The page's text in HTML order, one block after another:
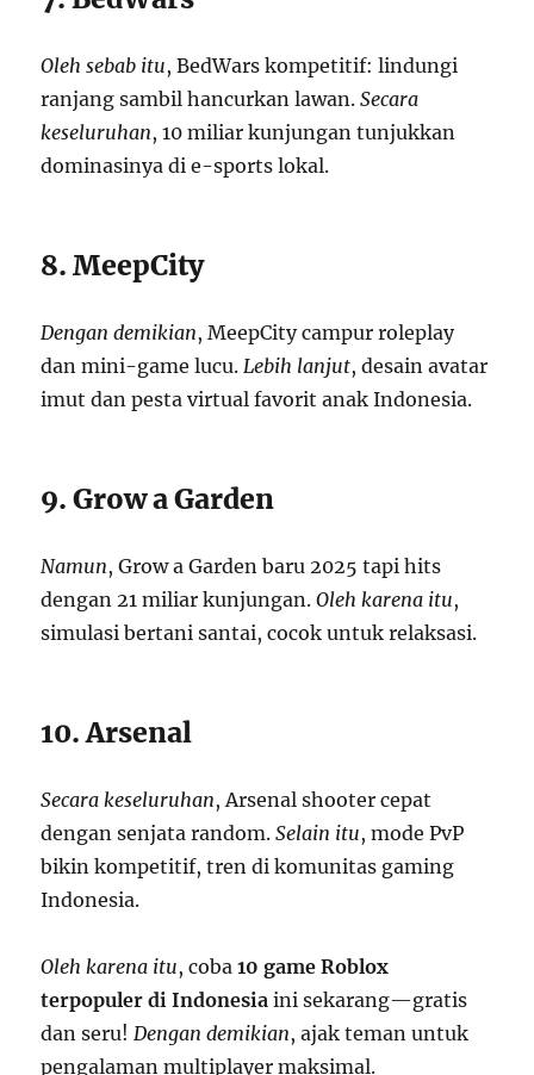
Oleh sebab itu, BedWars kompetitif: lindungi
ranjang sambil hancurkan lawan.Secara
keseluruhan, 10 miliar kunjungan tunjukkan
dominasinya di e-sports lokal.
8. MeepCity
Dengan demikian, MeepCity campur roleplay
dan mini-game lucu. Lebih lanjut, desain avatar
imut dan pesta virtual favorit anak Indonesia.
9. Grow a Garden
Namun, Grow a Garden baru 2025 tapi hits
dengan 21 miliar kunjungan.Oleh karena itu,
simulasi bertani santai, cocok untuk relaksasi.
10. Arsenal
Secara keseluruhan, Arsenal shooter cepat
dengan senjata random.Selain itu, mode PvP
bikin kompetitif, tren di komunitas gaming
Indonesia.
Oleh karena itu, coba10 game Roblox
terpopuler di Indonesia ini sekarang—gratis
dan seru! Dengan demikian, ajak teman untuk
pengalaman multiplayer maksimal.